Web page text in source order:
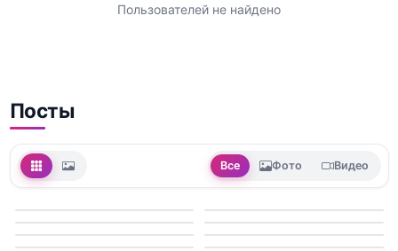
Пользователей не найдено
Посты
Все Фото Видео